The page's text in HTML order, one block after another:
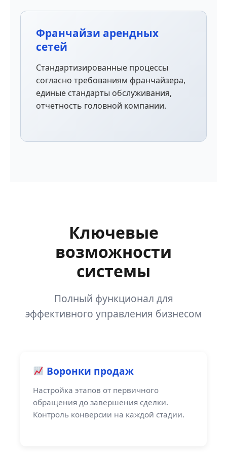
Франчайзи арендных
сетей
Стандартизированные процессы
согласно требованиям франчайзера,
единые стандарты обслуживания,
отчетность головной компании.
Ключевые
возможности
системы
Полный функционал для
эффективного управления бизнесом
Воронки продаж
Настройка этапов от первичного
обращения до завершения сделки.
Контроль конверсии на каждой стадии.